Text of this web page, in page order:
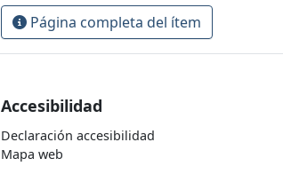
Página completa del ítem
Accesibilidad
Declaración accesibilidad
Mapa web